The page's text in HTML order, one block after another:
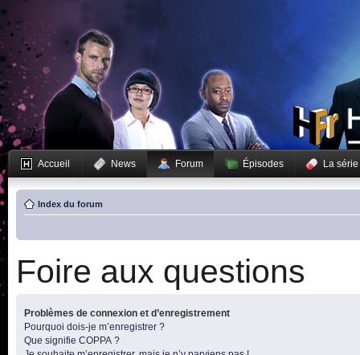
Accueil News Forum Épisodes La série
Index du forum
Foire aux questions
Problèmes de connexion et d’enregistrement
Pourquoi dois-je m’enregistrer ?
Que signifie COPPA ?